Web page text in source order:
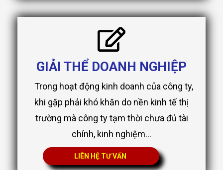
GIẢI THỂ DOANH NGHIỆP
Trong hoạt động kinh doanh của công ty,
khi gặp phải khó khăn do nền kinh tế thị
trường mà công ty tạm thời chưa đủ tài
chính, kinh nghiệm...
LIÊN HỆ TƯ VẤN